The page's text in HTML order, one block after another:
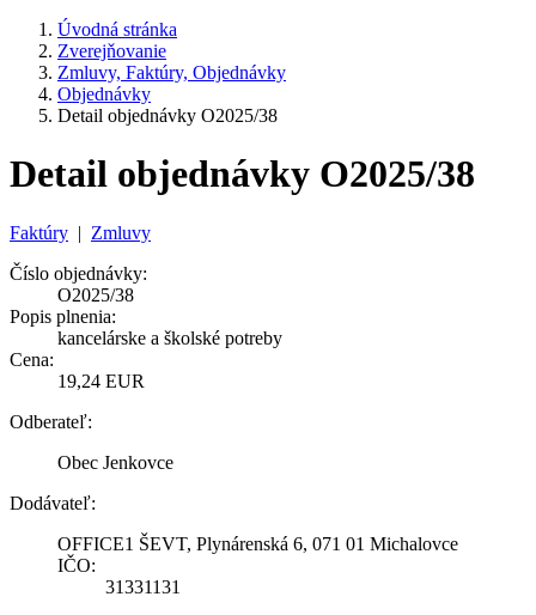
Úvodná stránka
Zverejňovanie
Zmluvy, Faktúry, Objednávky
Objednávky
Detail objednávky O2025/38
Detail objednávky O2025/38
Faktúry | Zmluvy
Číslo objednávky:
O2025/38
Popis plnenia:
kancelárske a školské potreby
Cena:
19,24 EUR
Odberateľ:
Obec Jenkovce
Dodávateľ:
OFFICE1 ŠEVT, Plynárenská 6, 071 01 Michalovce
IČO:
31331131